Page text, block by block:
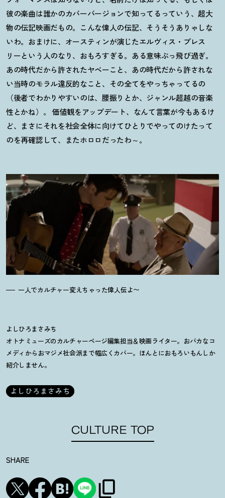
彼の楽曲は誰かのカバーバージョンで知ってるっていう、超大
物の伝記映画だもの。こんな偉人の伝記、そうそうありゃしな
いわ。おまけに、オースティンが演じたエルヴィス・プレス
リーという人のなり、おもろすぎる。ある意味ぶっ飛び過ぎ。
あの時代だから許されたヤベーこと、あの時代だから許されな
い当時のモラル違反的なこと、その全てをやっちゃってるの
（後者でわかりやすいのは、腰振りとか、ジャンル超越の音楽
性とかね）。 価値観をアップデート、なんて言葉が今もあるけ
ど、まさにそれを社会全体に向けてひとりでやってのけたって
のを再確認して、またホロロだったわ～。
一人でカルチャー変えちゃった偉人伝よ〜
よしひろまさみち
オトナミューズのカルチャーページ編集担当＆映画ライター。おバカなコ
メディからおマジメ社会派まで幅広くカバー。ほんとにおもろいもんしか
紹介しません。
よしひろまさみち
CULTURE TOP
SHARE